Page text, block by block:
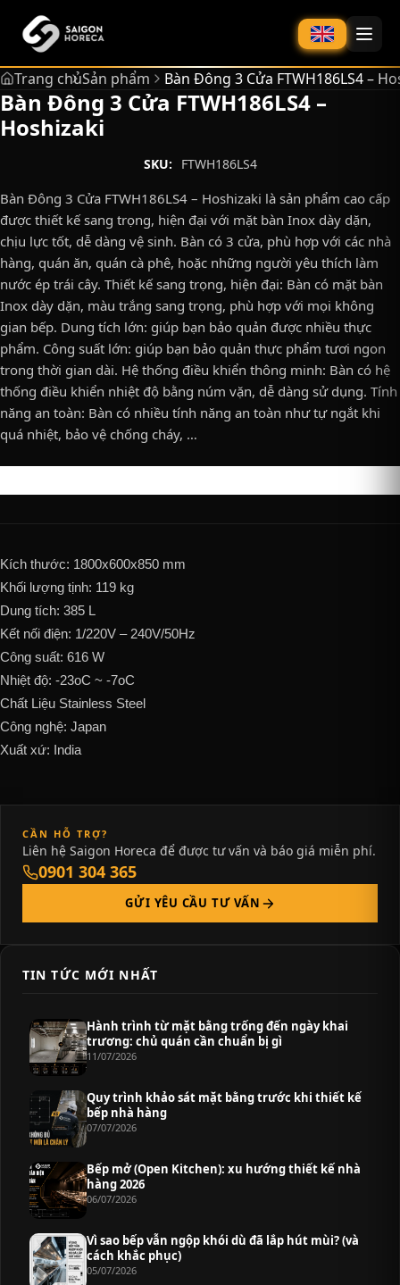
chính
Trang chủSản phẩm Bàn Đông 3 Cửa FTWH186LS4 –
Bàn Đông 3 Cửa FTWH186LS4 –
Hoshizaki
SKU: FTWH186LS4
Bàn Đông 3 Cửa FTWH186LS4 – Hoshizaki là sản phẩm cao cấp
được thiết kế sang trọng, hiện đại với mặt bàn Inox dày dặn,
chịu lực tốt, dễ dàng vệ sinh. Bàn có 3 cửa, phù hợp với các nhà
hàng, quán ăn, quán cà phê, hoặc những người yêu thích làm
nước ép trái cây. Thiết kế sang trọng, hiện đại: Bàn có mặt bàn
Inox dày dặn, màu trắng sang trọng, phù hợp với mọi không
gian bếp. Dung tích lớn: giúp bạn bảo quản được nhiều thực
phẩm. Công suất lớn: giúp bạn bảo quản thực phẩm tươi ngon
trong thời gian dài. Hệ thống điều khiển thông minh: Bàn có hệ
thống điều khiển nhiệt độ bằng núm vặn, dễ dàng sử dụng. Tính
năng an toàn: Bàn có nhiều tính năng an toàn như tự ngắt khi
quá nhiệt, bảo vệ chống cháy, …
Kích thước: 1800x600x850 mm
Khối lượng tịnh: 119 kg
Dung tích: 385 L
Kết nối điện: 1/220V – 240V/50Hz
Công suất: 616 W
Nhiệt độ: -23oC ~ -7oC
Chất Liệu Stainless Steel
Công nghệ: Japan
Xuất xứ: India
CẦN HỖ TRỢ?
Liên hệ Saigon Horeca để được tư vấn và báo giá miễn phí.
0901 304 365
GỬI YÊU CẦU TƯ VẤN
TIN TỨC MỚI NHẤT
Hành trình từ mặt bằng trống đến ngày khai
trương: chủ quán cần chuẩn bị gì
11/07/2026
Quy trình khảo sát mặt bằng trước khi thiết kế
bếp nhà hàng
07/07/2026
Bếp mở (Open Kitchen): xu hướng thiết kế nhà
hàng 2026
06/07/2026
Vì sao bếp vẫn ngộp khói dù đã lắp hút mùi? (và
cách khắc phục)
05/07/2026